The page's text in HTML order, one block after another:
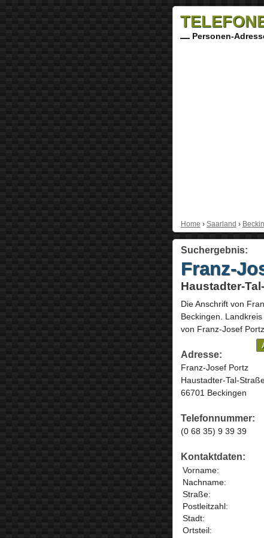
Personen-
Home › Saarland ›
Suchergebnis:
Franz-
Haustadter-
Die Anschrift von
Beckingen .
von Franz-Josef
Adresse:
Franz-Josef Portz
Haustadter-Tal-
66701 Beckingen
Telefonnummer:
(0 68 35) 9 39 39
Kontaktdaten:
Vorname:
Nachname:
Straße:
Postleitzahl:
Stadt:
Ortsteil: